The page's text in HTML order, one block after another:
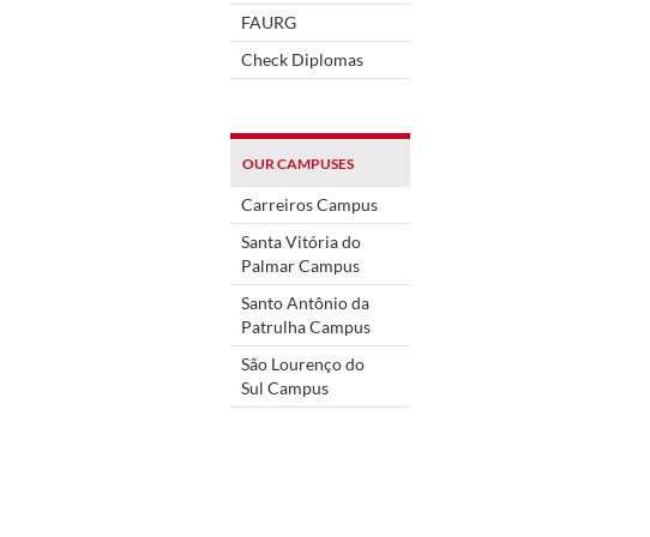
FAURG
Check Diplomas
OUR CAMPUSES
Carreiros Campus
Santa Vitória do
Palmar Campus
Santo Antônio da
Patrulha Campus
São Lourenço do
Sul Campus